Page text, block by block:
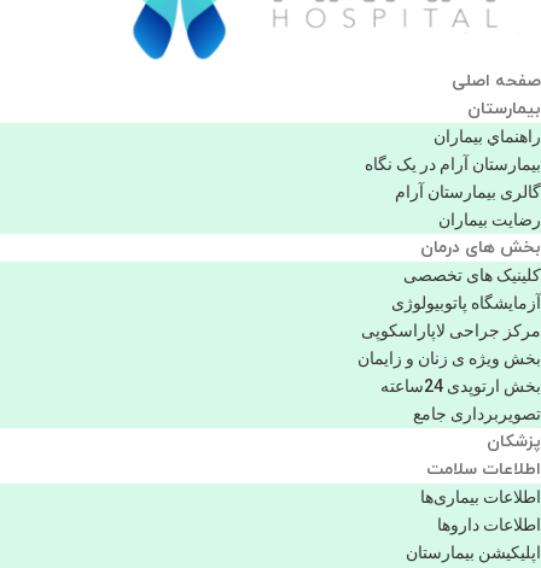
صفحه اصلی
بيمارستان
راهنماي بیماران
بیمارستان آرام در یک نگاه
گالری بیمارستان آرام
رضایت بیماران
بخش های درمان
کلینیک های تخصصی
آزمایشگاه پاتوبیولوژی
مرکز جراحی لاپاراسکوپی
بخش ویژه ی زنان و زایمان
بخش ارتوپدی 24ساعته
تصویربرداری جامع
پزشكان
اطلاعات سلامت
اطلاعات بیماری‌ها
اطلاعات دارو‌ها
اپليكيشن بيمارستان